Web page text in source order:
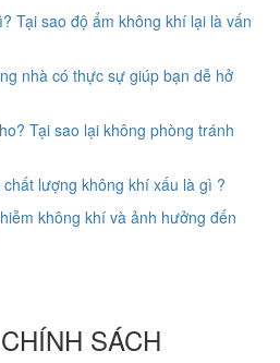
Tại sao độ ẩm không khí lại là vấn
nhà có thực sự giúp bạn dễ hở
Tại sao lại không phòng tránh
lượng không khí xấu là gì ?
không khí và ảnh hưởng đến
SÁCH